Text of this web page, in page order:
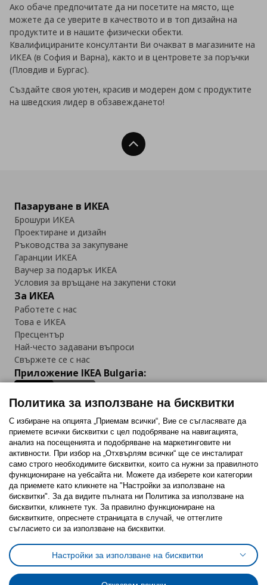
Ако обаче предпочитате да ни посетите на място, ще
можете да се уверите в качеството и в топ дизайна на
продуктите и в нашите физически обекти.
Квалифицираните консултанти Ви очакват в магазините на
ИКЕА (в София и Варна), както и в центровете за поръчки
(Пловдив и Бургас).
Създайте своя уютен, красив и модерен дом с продуктите
на шведския лидер в обзавеждането!
Нагоре
Пазаруване в ИКЕА
Брошури ИКЕА
Проектиране и дизайн
Ръководства за закупуване
Гаранции ИКЕА
Ваучер за подарък ИКЕА
Условия за връщане на закупени стоки
За ИКЕА
Работете с нас
Това е ИКЕА
Пресцентър
Най-често задавани въпроси
Свържете се с нас
Приложение IKEA Bulgaria:
Последвайте ни:
FacebookTwitterYoutubePinterestInstagram
Политика за използване на бисквитки (Cookies)
Избор на настройки за използване на бисквитки
Условия за ползване на ikea.bgОбща политика за личните данни
Политика за защита на личните данни на ikea.bg
Общи условия на програма IKEA Family
Политика за използване на бисквитки
С избиране на опцията „Приемам всички“, Вие се съгласявате да
приемете всички бисквитки с цел подобряване на навигацията,
анализ на посещенията и подобряване на маркетинговите ни
активности. При избор на „Отхвърлям всички“ ще се инсталират
само строго необходимитe бисквитки, които са нужни за правилното
функциониране на уебсайта ни. Можете да изберете кои категории
да приемете като кликнете на "Настройки за използване на
бисквитки". За да видите пълната ни Политика за използване на
бисквитки, кликнете тук. За правилно функциониране на
бисквитките, опреснете страницата в случай, че оттеглите
съгласието си за използване на бисквитки.
Настройки за използване на бисквитки